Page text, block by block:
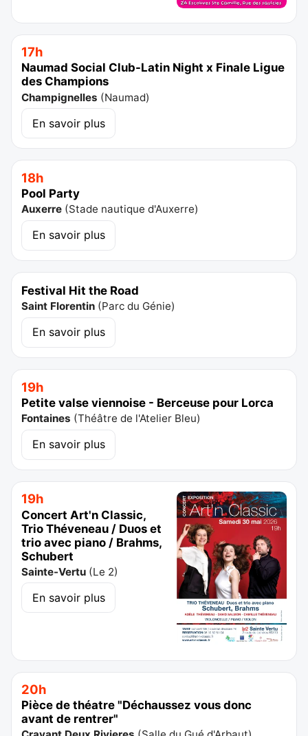
17h
Naumad Social Club-Latin Night x Finale Ligue
des Champions
Champignelles (Naumad)
En savoir plus
18h
Pool Party
Auxerre (Stade nautique d'Auxerre)
En savoir plus
Festival Hit the Road
Saint Florentin (Parc du Génie)
En savoir plus
19h
Petite valse viennoise - Berceuse pour Lorca
Fontaines (Théâtre de l'Atelier Bleu)
En savoir plus
19h
Concert Art'n Classic,
Trio Théveneau / Duos et
trio avec piano / Brahms,
Schubert
Sainte-Vertu (Le 2)
En savoir plus
20h
Pièce de théatre "Déchaussez vous donc
avant de rentrer"